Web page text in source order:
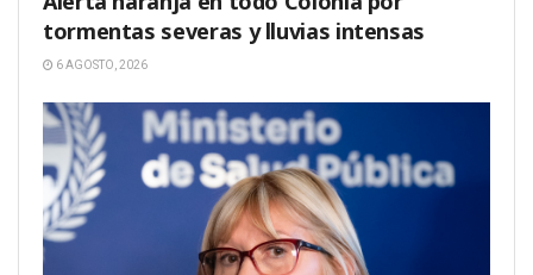
tormentas severas y lluvias intensas
6 AGOSTO, 2026